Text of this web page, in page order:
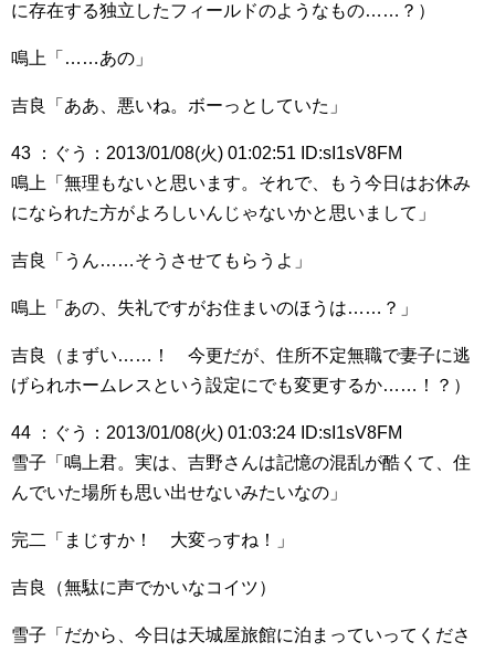
に存在する独立したフィールドのようなもの……？）
鳴上「……あの」
吉良「ああ、悪いね。ボーっとしていた」
43 ：ぐう：2013/01/08(火) 01:02:51 ID:sI1sV8FM
鳴上「無理もないと思います。それで、もう今日はお休み
になられた方がよろしいんじゃないかと思いまして」
吉良「うん……そうさせてもらうよ」
鳴上「あの、失礼ですがお住まいのほうは……？」
吉良（まずい……！ 今更だが、住所不定無職で妻子に逃
げられホームレスという設定にでも変更するか……！？）
44 ：ぐう：2013/01/08(火) 01:03:24 ID:sI1sV8FM
雪子「鳴上君。実は、吉野さんは記憶の混乱が酷くて、住
んでいた場所も思い出せないみたいなの」
完二「まじすか！ 大変っすね！」
吉良（無駄に声でかいなコイツ）
雪子「だから、今日は天城屋旅館に泊まっていってくださ